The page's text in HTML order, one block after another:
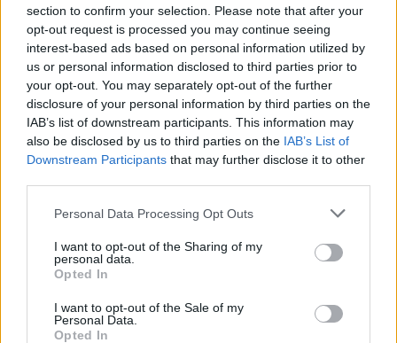
section to confirm your selection. Please note that after your
opt-out request is processed you may continue seeing
interest-based ads based on personal information utilized by
us or personal information disclosed to third parties prior to
your opt-out. You may separately opt-out of the further
disclosure of your personal information by third parties on the
IAB’s list of downstream participants. This information may
also be disclosed by us to third parties on the IAB’s List of
Downstream Participants that may further disclose it to other
Personal Data Processing Opt Outs
I want to opt-out of the Sharing of my
personal data.
Opted In
I want to opt-out of the Sale of my
Personal Data.
Opted In
Codycross Tour del Brasile soluzioni
Codycross Anni Ottanta soluzioni
Codycross Alle terme soluzioni
Codycross In campeggio soluzioni
Codycross Viaggio in Spagna
Codycross Mondo Fantasy soluzioni
Codycross Arti dello Spettacolo
soluzioni
Codycross Esplorando lo Spazio
soluzioni